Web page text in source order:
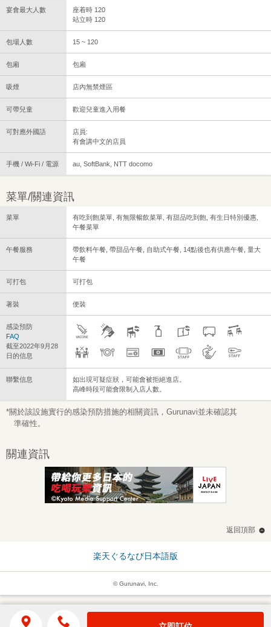
宴會最大人數
座着時 120
站立時 120
包場人數 15 ~ 120
包廂 包廂
吸煙 店內無禁煙區
可帶兒童 歡迎兒童進入用餐
可對應外國語
店員:
有會講中文的店員
手機 / Wi-Fi / 電源 au, SoftBank, NTT docomo
菜單/關連資訊
菜單
有吃到飽菜單, 有無限暢飲菜單, 有甜品吃到飽, 有生日特別優惠,
午餐菜單
午餐服務
帶飲料午餐, 帶甜品午餐, 自助式午餐, 14點後也有供應午餐, 量大
午餐
可打包 可打包
著裝 便裝
感染預防
FAQ
截至2022年9月28
日的信息
聯繫信息
如出現可疑症狀，可能會被拒絕進店。
高峰時段可能會限制入店人數。
*關於該設施實行的感染預防措施的相關資訊，Gurunavi並未確認其
準確性。
關連資訊
返回頂部
楽天ぐるなび日本語版
© Gurunavi, Inc.